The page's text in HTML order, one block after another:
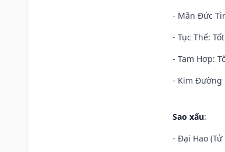
- Mãn Đức
- Tục Thế:
- Tam Hợp:
- Kim Đường
Sao xấu:
- Đại Hao